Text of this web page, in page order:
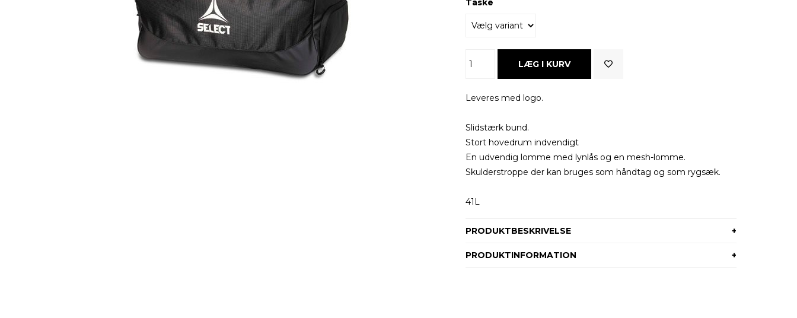
Taske
Leveres med logo.
Slidstærk bund.
Stort hovedrum indvendigt
En udvendig lomme med lynlås og en mesh-lomme.
Skulderstroppe der kan bruges som håndtag og som rygsæk.
41L
PRODUKTBESKRIVELSE
PRODUKTINFORMATION